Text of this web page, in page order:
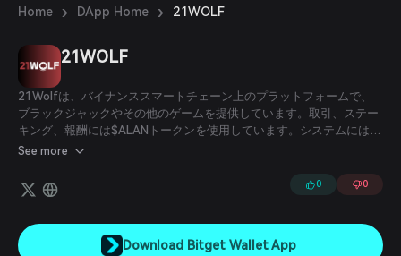
ภาษาไทย
العربية
हिन्दी
Español
Português (Brasil)
Español (Argentina)
Home › DApp Home › 21WOLF
21WOLF
21Wolfは、バイナンススマートチェーン上のプラットフォームで、
ブラックジャックやその他のゲームを提供しています。取引、ステー
キング、報酬には$ALANトークンを使用しています。システムには、
流動性提供、紹介インセンティブ、およびデフレーショントークンモ
See more
0 0
Download Bitget Wallet App